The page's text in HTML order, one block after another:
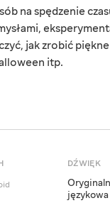
na spędzenie
jak zrobić
itp.
DŹWIĘK
językowa